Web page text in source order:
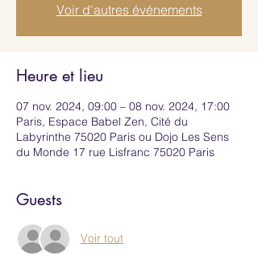
Voir d'autres événements
Heure et lieu
07 nov. 2024, 09:00 – 08 nov. 2024, 17:00
Paris, Espace Babel Zen, Cité du
Labyrinthe 75020 Paris ou Dojo Les Sens
du Monde 17 rue Lisfranc 75020 Paris
Guests
Voir tout